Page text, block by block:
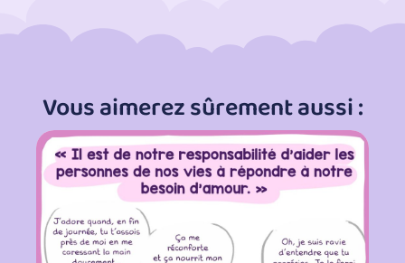
Vous aimerez sûrement aussi :